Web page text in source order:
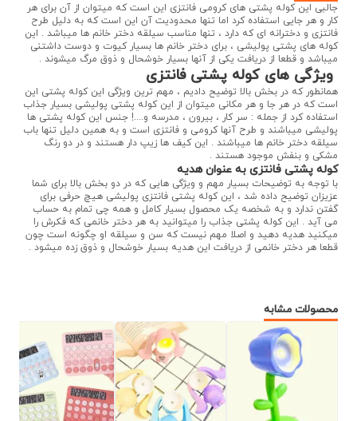
جالبی این کوله پشتی های کرومی فانتزی این است که میتوان از آن برای هر
کار و هر جایی استفاده کرد اما تنها محدودیت آن این است که به دلیل طرح
فانتزی و دخترانه ای که دارد ، تنها مناسب سیلقه دختر خانم ها میباشد . این
کوله های پشتی پولیشی ، برای دختر خانم ها بسیار کیوت و دوست داشتنی
میباشد و قطعا از دریافت یکی از آنها بسیار خوشحال و ذوق مرگ میشوند .
ویژگی های کوله پشتی فانتزی
همانطور که در بخش بالا توضیح دادیم ، مهم ترین ویژگی این کوله پشتی این
است که در هر جا و هر مکانی میتوان از این کوله پشتی پولیشی بسیار جذاب
استفاده کرد از جمله : سر کار ، بیرون ، مدرسه و....! جنس این کوله پشتی ها
پولیشی میباشند و طرح آنها کرومی و فانتزی است و به همین دلیل تنها باب
سیلقه دختر خانم ها میباشند . این کیف ها زیپ دار هستند و در دو رنگ
مشکی و بنفش موجود هستند .
کوله پشتی فانتزی به عنوان هدیه
با توجه به توضیحات بسیار مهم و ویژگی هایی که در دو بخش بالا برای شما
عزیزان توضیح داده شد ، این کوله پشتی فانتزی پولیشی هیچ حرفی برای
گفتن ندارد و به شخصه یک محصول بسیار کامل و همه چی تمام به حساب
می آید . این کوله پشتی جذاب را میتوانید به هر دختر خانمی که فکرش را
میکنید هدیه دهید و اصلا مهم نیست که سن و سیلقه او چگونه است چون
قطعا هر دختر خانمی از دریافت این هدیه بسیار خوشحال و ذوق زده میشود .
محصولات مشابه